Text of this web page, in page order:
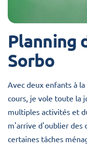
Planning
Sorbo
Avec deux enfants à
cours, je vole toute la
multiples activités et
m'arrive d'oublier des
certaines tâches